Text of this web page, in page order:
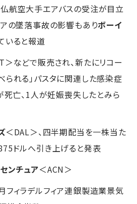
航空大手エアバスの受注が目立
アの墜落事故の影響もありボーイ
いると報道
＞などで販売され、新たにリコー
られる」パスタに関連した感染症
死亡、1人が妊娠喪失したとみら
＜DAL＞、四半期配当を一株当た
ドルへ引き上げると発表
ンチュア＜ACN＞
ィラデルフィア連銀製造業景気